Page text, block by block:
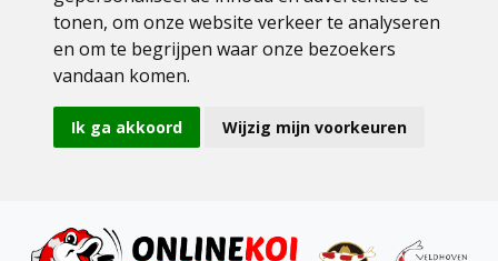
tonen, om onze website verkeer te analyseren
en om te begrijpen waar onze bezoekers
vandaan komen.
Ik ga akkoord Wijzig mijn voorkeuren